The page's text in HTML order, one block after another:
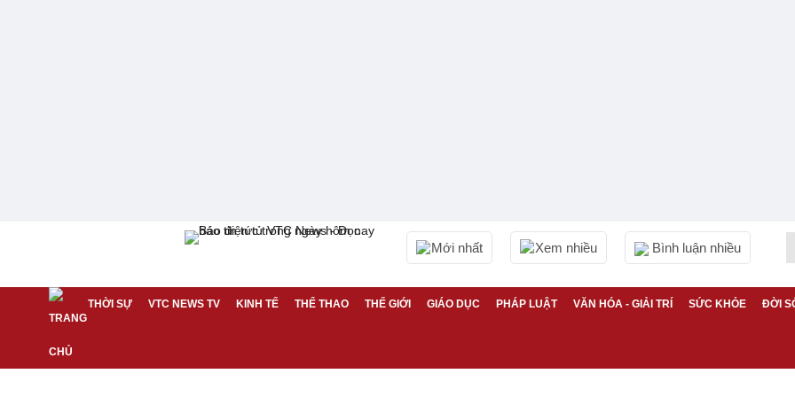
Mới nhất Xem nhiều Bình luận nhiều
THỜI SỰ VTC NEWS TV KINH TẾ THỂ THAO THẾ GIỚI GIÁO DỤC PHÁP LUẬT VĂN HÓA - GIẢI TRÍ SỨC KHỎE ĐỜI